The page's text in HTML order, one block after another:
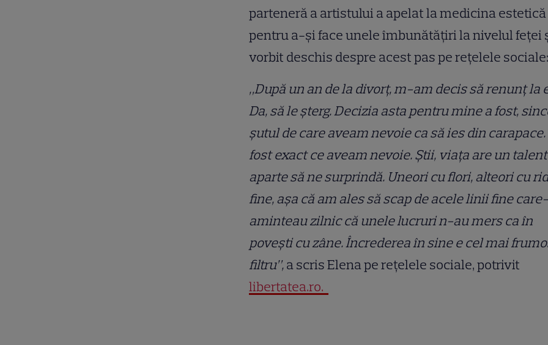
parteneră a artistului a apelat la medicina estetică
pentru a-și face unele îmbunătățiri la nivelul feței
vorbit deschis despre acest pas pe rețelele sociale:
„După un an de la divorț, m-am decis să renunț la
Da, să le șterg. Decizia asta pentru mine a fost,
șutul de care aveam nevoie ca să ies din carapace.
fost exact ce aveam nevoie. Știi, viața are un talent
aparte să ne surprindă. Uneori cu flori, alteori cu
fine, așa că am ales să scap de acele linii fine
aminteau zilnic că unele lucruri n-au mers ca în
povești cu zâne. Încrederea în sine e cel mai
filtru”,a scris Elena pe rețelele sociale, potrivit
libertatea.ro.